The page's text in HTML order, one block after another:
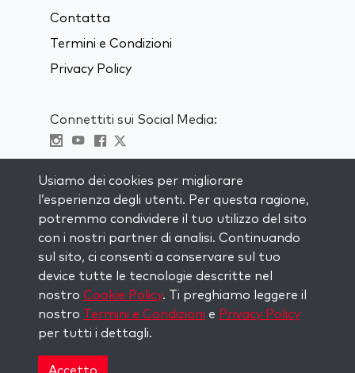
Contatta
Termini e Condizioni
Privacy Policy
Connettiti sui Social Media:
RIMANI AGGIORNATO
Iscriviti alla nostra mailing list e ricevi
ispirazione ogni settimana nella tua
casella di posta.
Iscriviti
reserved.
Usiamo dei cookies per migliorare
l’esperienza degli utenti. Per questa ragione,
potremmo condividere il tuo utilizzo del sito
con i nostri partner di analisi. Continuando
sul sito, ci consenti a conservare sul tuo
device tutte le tecnologie descritte nel
nostro Cookie Policy. Ti preghiamo leggere il
nostro Termini e Condizioni e Privacy Policy
per tutti i dettagli.